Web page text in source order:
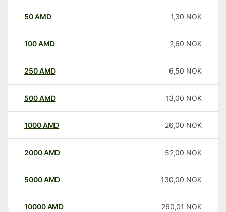
50AMD 1,30 NOK
100AMD 2,60 NOK
250AMD 6,50 NOK
500AMD 13,00 NOK
1000AMD 26,00 NOK
2000AMD 52,00 NOK
5000AMD 130,00 NOK
10000 AMD 260,01 NOK